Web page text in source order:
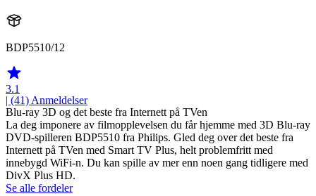
BDP5510/12
3.1
| (41) Anmeldelser
Blu-ray 3D og det beste fra Internett på TVen
La deg imponere av filmopplevelsen du får hjemme med 3D Blu-ray
DVD-spilleren BDP5510 fra Philips. Gled deg over det beste fra
Internett på TVen med Smart TV Plus, helt problemfritt med
innebygd WiFi-n. Du kan spille av mer enn noen gang tidligere med
DivX Plus HD.
Se alle fordeler